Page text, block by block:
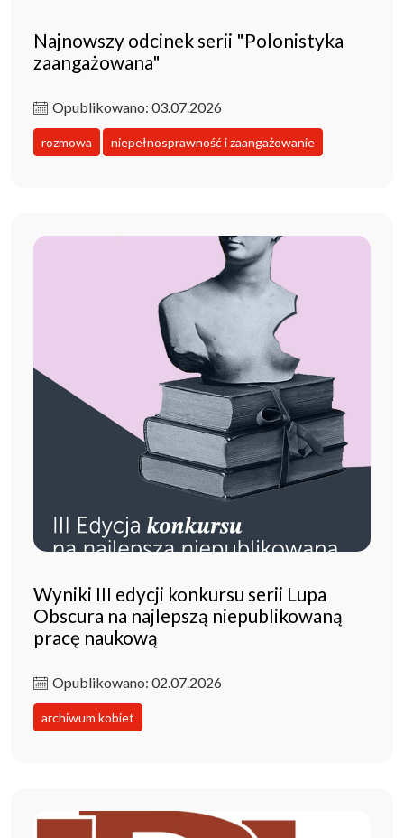
Najnowszy odcinek serii "Polonistyka
zaangażowana"
Opublikowano: 03.07.2026
rozmowa niepełnosprawność i zaangażowanie
Wyniki III edycji konkursu serii Lupa
Obscura na najlepszą niepublikowaną
pracę naukową
Opublikowano: 02.07.2026
archiwum kobiet